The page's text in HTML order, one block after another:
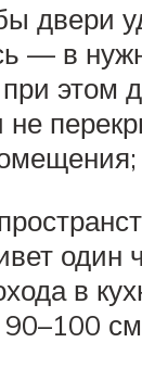
двери
— в
этом
один
в
90–100 см